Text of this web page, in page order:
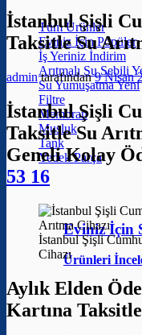
Tüm Ürünler
Eviniz İçin
İş Yeriniz
Arıtmalı Su Sebili
Su Yumuşatma
Filtre
Membran
Musluk
Tank
Yedek Parça
Eviniz İçin
Ürünleri
İstanbul Şişli
Taksitle Su
admintarafından 9 Nisan
İstanbul Şişli
Taksitle Su
Geneli Kolay
53 16
İstanbul Şişli
Cihazı
Aylık Elden
Kartına